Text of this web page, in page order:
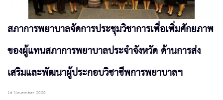
สภาการพยาบาลจัดการประชุมวิชาการเพื่อเพิ่มศักยภาพ
ของผู้แทนสภาการพยาบาลประจำจังหวัด ด้านการส่ง
เสริมและพัฒนาผู้ประกอบวิชาชีพการพยาบาลฯ
16 November 2020